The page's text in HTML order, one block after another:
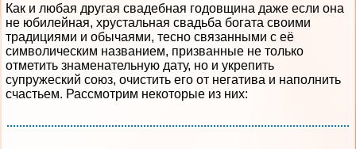
Как и любая другая свадебная годовщина даже если она
не юбилейная, хрустальная свадьба богата своими
традициями и обычаями, тесно связанными с её
символическим названием, призванные не только
отметить знаменательную дату, но и укрепить
супружеский союз, очистить его от негатива и наполнить
счастьем. Рассмотрим некоторые из них: